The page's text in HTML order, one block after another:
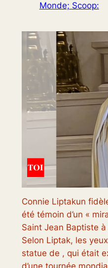
Monde; Scoop:
Connie Liptakun
été témoin d’un «
Saint Jean Baptiste
Selon Liptak, les
statue de , qui était